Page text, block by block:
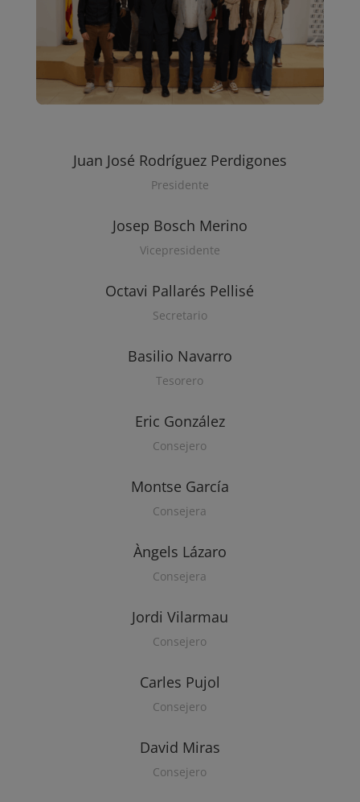
Juan José Rodríguez Perdigones
Presidente
Josep Bosch Merino
Vicepresidente
Octavi Pallarés Pellisé
Secretario
Basilio Navarro
Tesorero
Eric González
Consejero
Montse García
Consejera
Àngels Lázaro
Consejera
Jordi Vilarmau
Consejero
Carles Pujol
Consejero
David Miras
Consejero